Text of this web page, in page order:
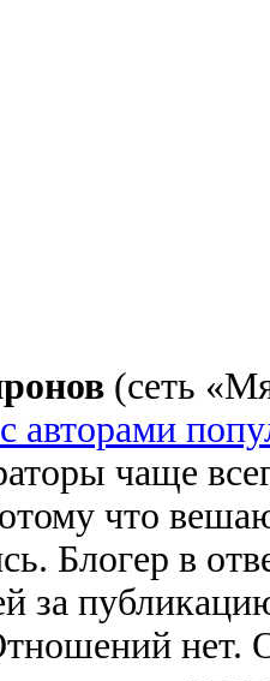
(сеть
авторами
чаще
что
Блогер в
за
нет.